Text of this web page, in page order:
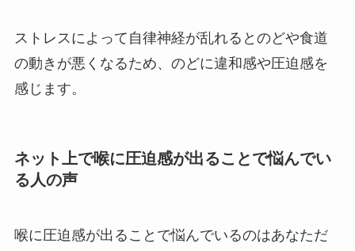
ストレスによって自律神経が乱れるとのどや食道
の動きが悪くなるため、のどに違和感や圧迫感を
感じます。
ネット上で喉に圧迫感が出ることで悩んでい
る人の声
喉に圧迫感が出ることで悩んでいるのはあなただ